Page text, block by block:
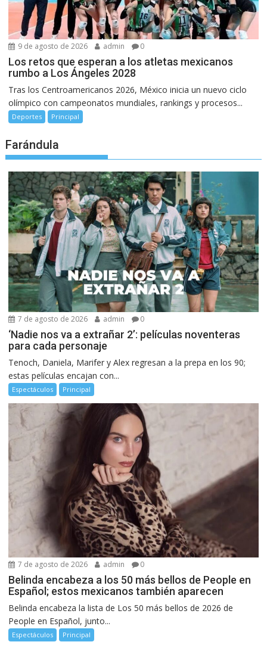
9 de agosto de 2026 admin 0
Los retos que esperan a los atletas mexicanos
rumbo a Los Ángeles 2028
Tras los Centroamericanos 2026, México inicia un nuevo ciclo
olímpico con campeonatos mundiales, rankings y procesos...
Deportes Principal
Farándula
7 de agosto de 2026 admin 0
‘Nadie nos va a extrañar 2’: películas noventeras
para cada personaje
Tenoch, Daniela, Marifer y Alex regresan a la prepa en los 90;
estas películas encajan con...
Espectáculos Principal
7 de agosto de 2026 admin 0
Belinda encabeza a los 50 más bellos de People en
Español; estos mexicanos también aparecen
Belinda encabeza la lista de Los 50 más bellos de 2026 de
People en Español, junto...
Espectáculos Principal